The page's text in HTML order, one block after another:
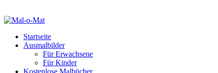
Startseite
Ausmalbilder
Für Erwachsene
Für Kinder
Kostenlose Malbücher